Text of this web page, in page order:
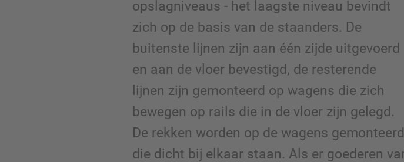
opslagniveaus - het laagste niveau bevindt
zich op de basis van de staanders. De
buitenste lijnen zijn aan één zijde uitgevoerd
en aan de vloer bevestigd, de resterende
lijnen zijn gemonteerd op wagens die zich
bewegen op rails die in de vloer zijn gelegd.
De rekken worden op de wagens
die dicht bij elkaar staan. Als er goederen